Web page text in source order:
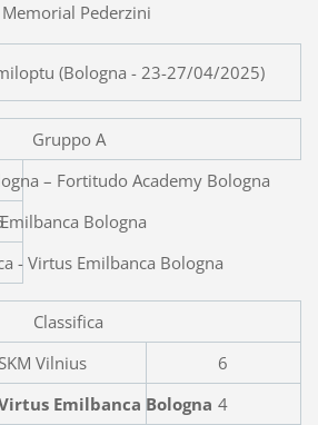
Pederzini
(Bologna - 23-27/04/2025)
Gruppo A
Bologna
- Virtus Emilbanca Bologna
Classifica
SKM Vilnius
6
Emilbanca Bologna 4